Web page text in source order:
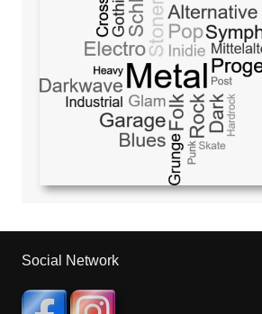
Social Network